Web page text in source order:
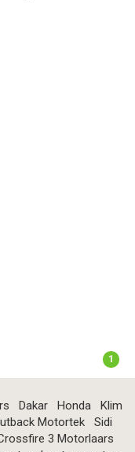
1
Dakar Honda
Klim
Motortek
Sidi
3 Motorlaars